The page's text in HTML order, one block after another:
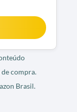
compra.
Brasil.